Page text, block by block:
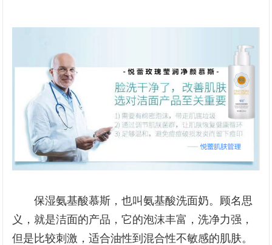
保湿氨基酸慕斯，也叫氨基酸洗面奶。顾名思
义，就是洁面的产品，它的泡沫丰富，洗净力强，
但是比较刺激，适合油性到混合性不敏感的肌肤。